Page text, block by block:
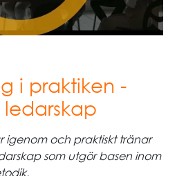
i praktiken -
igenom och praktiskt tränar
som utgör basen inom